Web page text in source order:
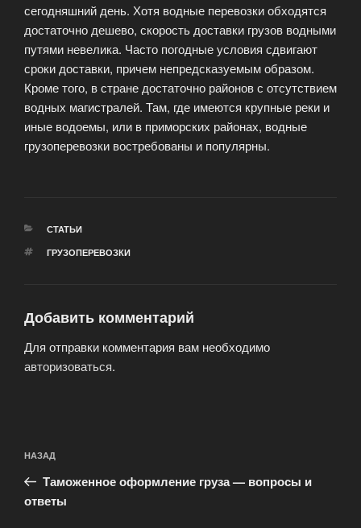
сегодняшний день. Хотя водные перевозки обходятся
достаточно дешево, скорость доставки грузов водными
путями невелика. Часто погодные условия сдвигают
сроки доставки, причем непредсказуемым образом.
Кроме того, в стране достаточно районов с отсутствием
водных магистралей. Там, где имеются крупные реки и
иные водоемы, или в приморских районах, водные
грузоперевозки востребованы и популярны.
РУБРИКИ
СТАТЬИ
МЕТКИ
ГРУЗОПЕРЕВОЗКИ
Добавить комментарий
Для отправки комментария вам необходимо
авторизоваться.
по
записям
Предыдущая
запись:
НАЗАД
Таможенное оформление груза — вопросы и
ответы